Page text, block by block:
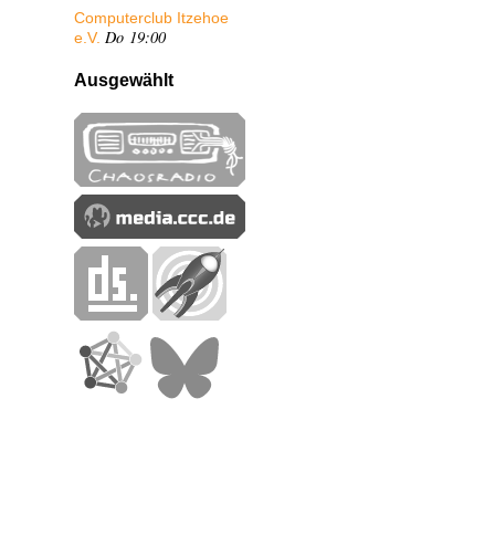
Computerclub Itzehoe
e.V. Do 19:00
Ausgewählt